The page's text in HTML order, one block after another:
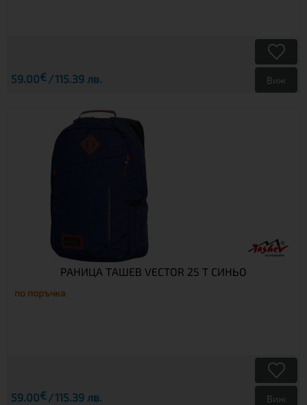
59.00€ 115.39 лв. Виж
РАНИЦА ТАШЕВ VECTOR 25 T СИНЬО
по поръчка
59.00€ 115.39 лв. Виж